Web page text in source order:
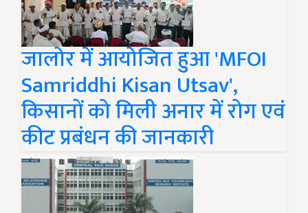
जालोर में आयोजित हुआ 'MFOI
Samriddhi Kisan Utsav',
किसानों को मिली अनार में रोग एवं
कीट प्रबंधन की जानकारी